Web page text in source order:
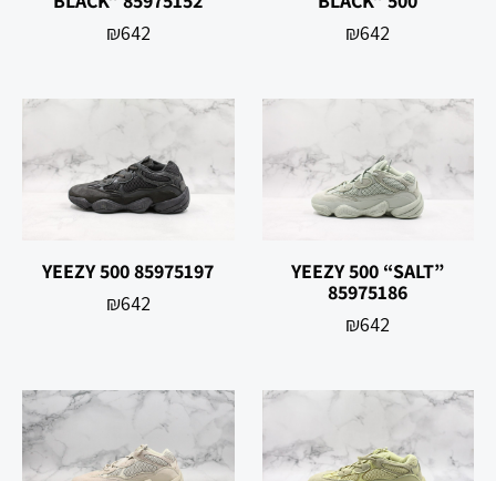
₪642
₪642
YEEZY 500 “SALT”
85975186
₪642
YEEZY 500 85975197
₪642